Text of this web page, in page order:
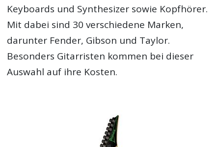
Keyboards und Synthesizer sowie Kopfhörer.
Mit dabei sind 30 verschiedene Marken,
darunter Fender, Gibson und Taylor.
Besonders Gitarristen kommen bei dieser
Auswahl auf ihre Kosten.